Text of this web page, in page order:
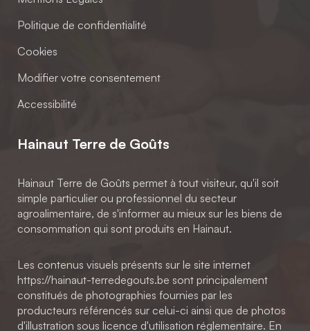
Politique de confidentialité
Cookies
Modifier votre consentement
Accessibilité
Hainaut Terre de Goûts
Hainaut Terre de Goûts permet à tout visiteur, qu'il soit
simple particulier ou professionnel du secteur
agroalimentaire, de s'informer au mieux sur les biens de
consommation qui sont produits en Hainaut.
Les contenus visuels présents sur le site internet
https://hainaut-terredegouts.be sont principalement
constitués de photographies fournies par les
producteurs référencés sur celui-ci ainsi que de photos
d'illustration sous licence d'utilisation réglementaire. En